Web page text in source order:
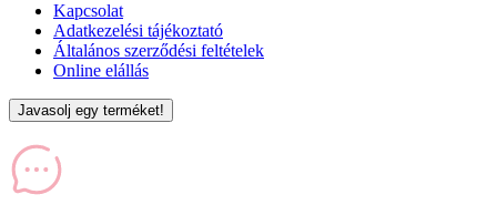
Kapcsolat
Adatkezelési tájékoztató
Általános szerződési feltételek
Online elállás
Javasolj egy terméket!